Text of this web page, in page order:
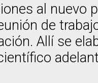
al nuevo
de
Allí se